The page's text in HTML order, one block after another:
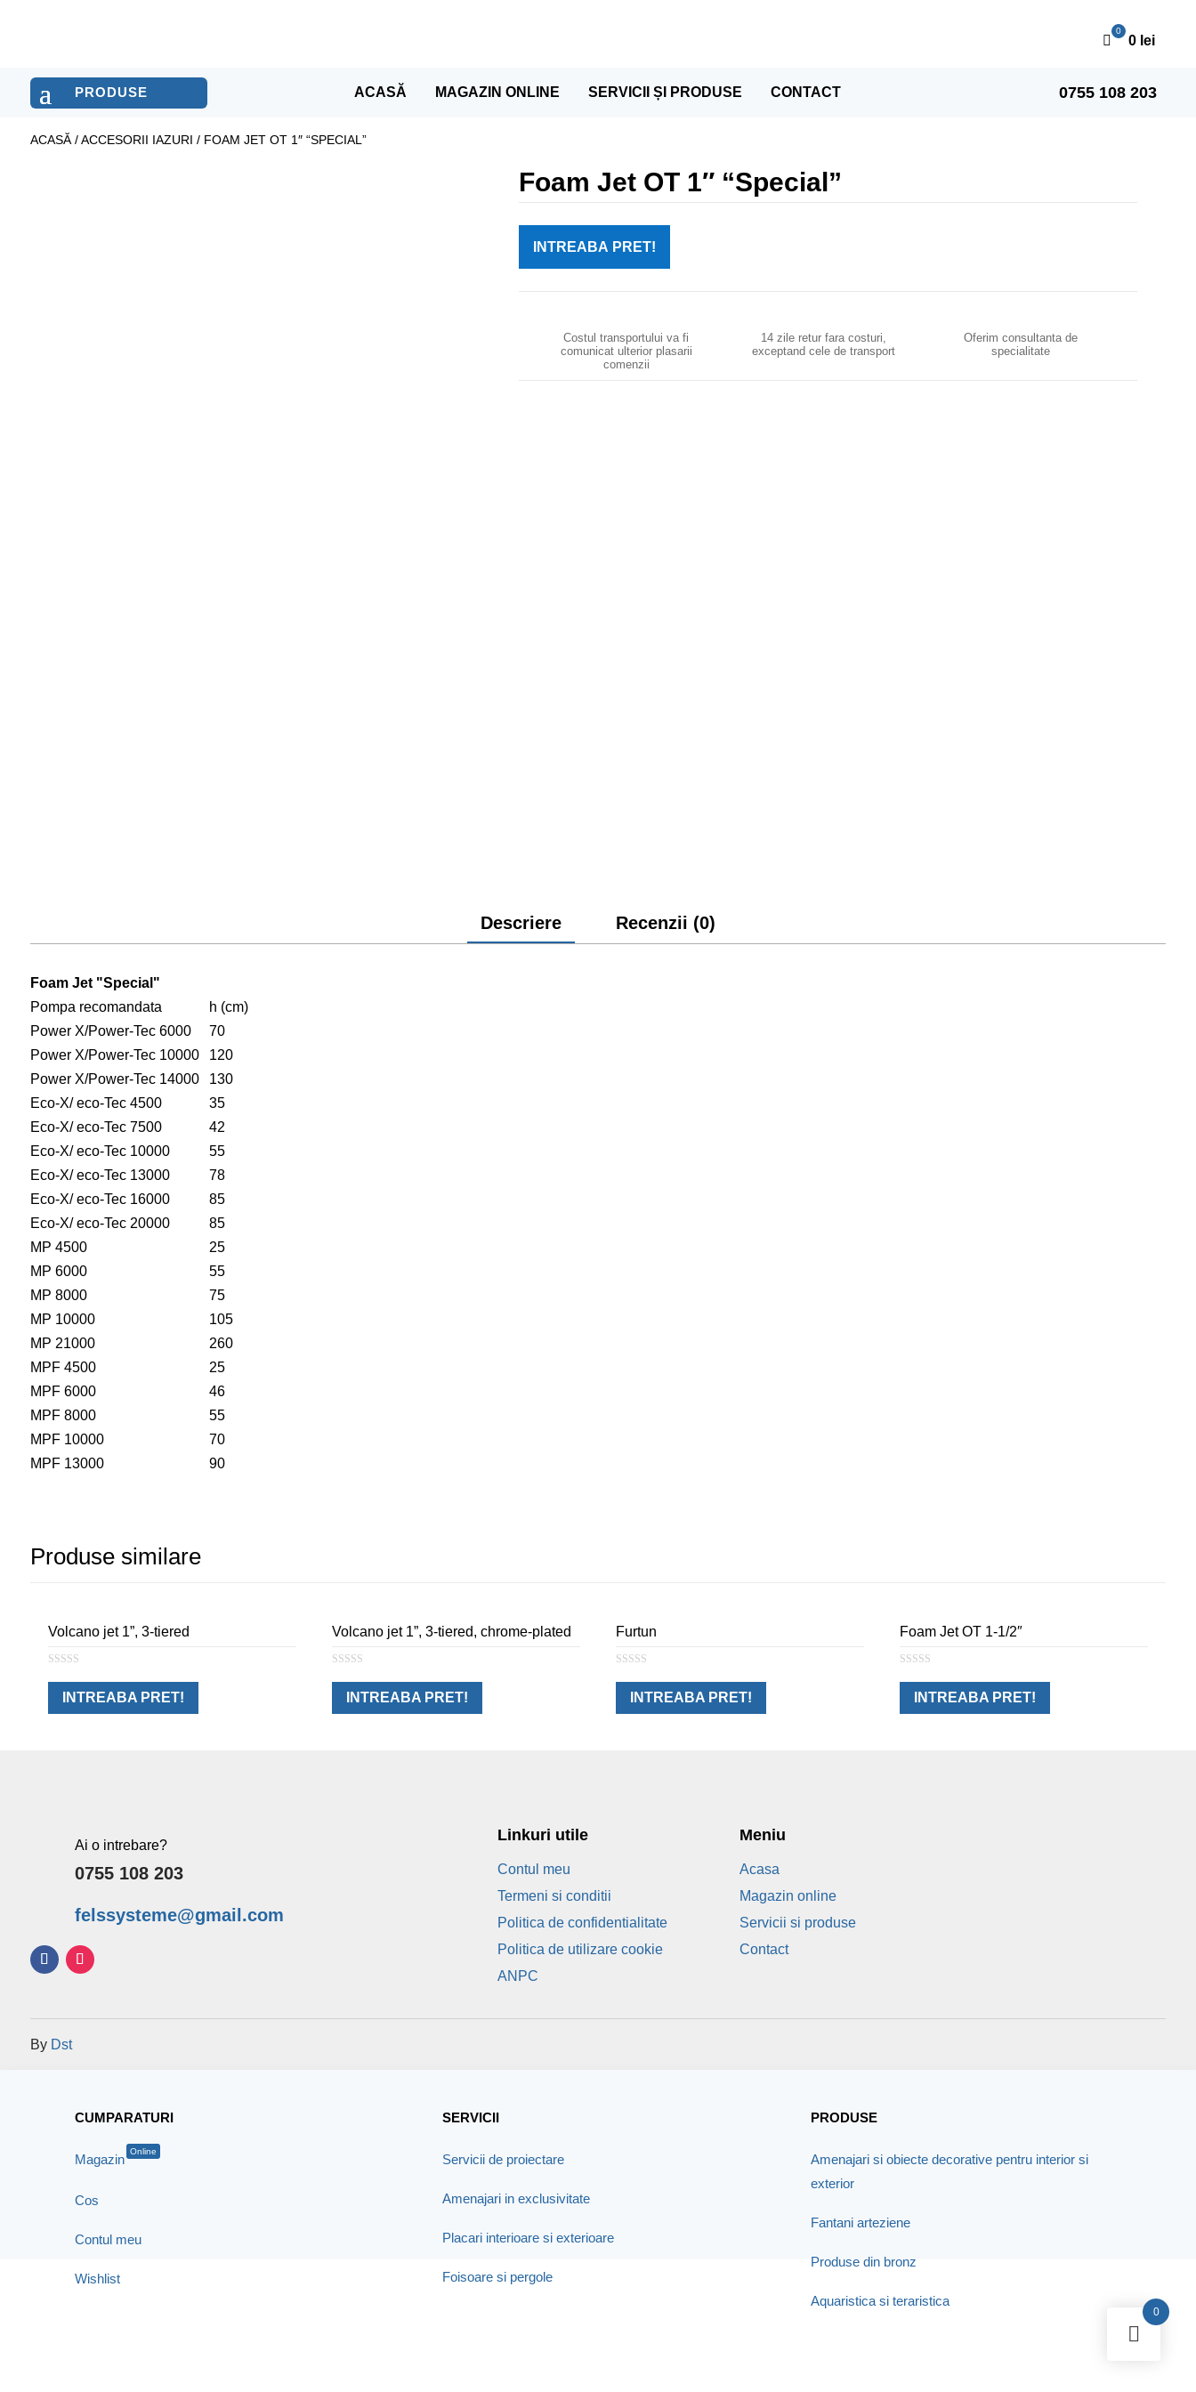
0 lei
ACASĂ MAGAZIN ONLINE SERVICII ȘI PRODUSE CONTACT 0755 108 203
ACASĂ/ACCESORII IAZURI / FOAM JET OT 1″ “SPECIAL”
Foam Jet OT 1″ “Special”
INTREABA PRET!
Costul transportului va fi
comunicat ulterior plasarii
comenzii
14 zile retur fara costuri,
exceptand cele de transport
Oferim consultanta de
specialitate
Descriere Recenzii (0)
Foam Jet "Special"
Pompa recomandata
h (cm)
Power X/Power-Tec 6000
70
Power X/Power-Tec 10000
120
Power X/Power-Tec 14000
130
Eco-X/ eco-Tec 4500
35
Eco-X/ eco-Tec 7500
42
Eco-X/ eco-Tec 10000
55
Eco-X/ eco-Tec 13000
78
Eco-X/ eco-Tec 16000
85
Eco-X/ eco-Tec 20000
85
MP 4500
25
MP 6000
55
MP 8000
75
MP 10000
105
MP 21000
260
MPF 4500
25
MPF 6000
46
MPF 8000
55
MPF 10000
70
MPF 13000
90
Produse similare
Volcano jet 1”, 3-tiered
o
o
INTREABA PRET!
Volcano jet 1”, 3-tiered, chrome-plated
o
o
INTREABA PRET!
Furtun
o
o
INTREABA PRET!
Foam Jet OT 1-1/2″
o
o
INTREABA PRET!
Ai o intrebare?
0755 108 203
felssysteme@gmail.com
Linkuri utile
Contul meu
Termeni si conditii
Politica de confidentialitate
Politica de utilizare cookie
ANPC
Meniu
Acasa
Magazin online
Servicii si produse
Contact
By Dst
CUMPARATURI
Magazin
Online
Cos
Contul meu
Wishlist
SERVICII
Servicii de proiectare
Amenajari in exclusivitate
Placari interioare si exterioare
Foisoare si pergole
PRODUSE
Amenajari si obiecte decorative pentru interior si
exterior
Fantani arteziene
Produse din bronz
Aquaristica si teraristica
0